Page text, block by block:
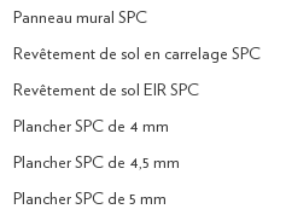
Panneau mural SPC
Revêtement de sol en carrelage SPC
Revêtement de sol EIR SPC
Plancher SPC de 4 mm
Plancher SPC de 4,5 mm
Plancher SPC de 5 mm